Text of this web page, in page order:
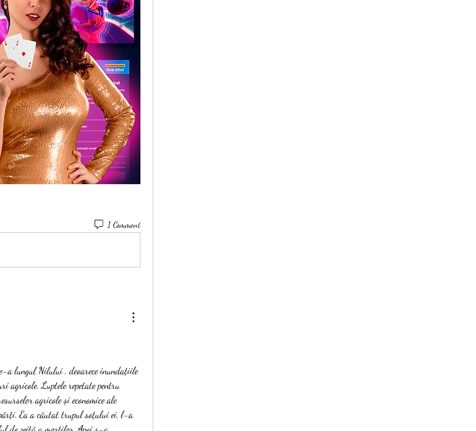
1 Comment
a lungul Nilului , deoarece inundațiile
agricole. Luptele repetate pentru
agricole și economice ale
Ea a căutat trupul soțului ei, l-a